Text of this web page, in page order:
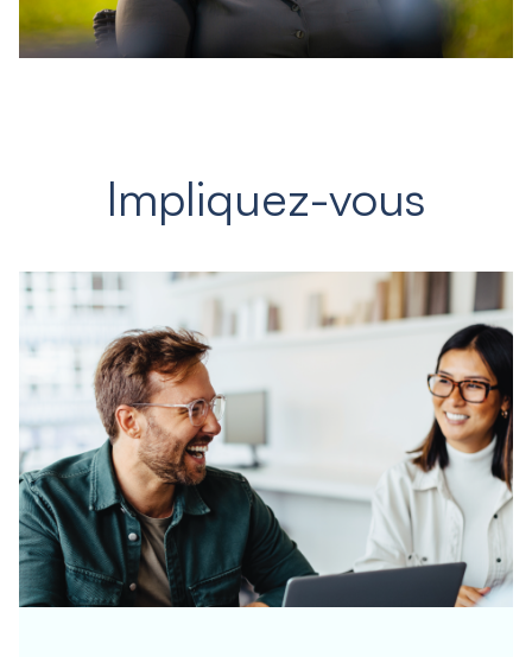
Impliquez-vous